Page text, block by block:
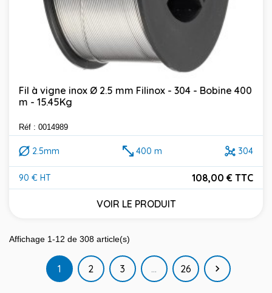
Fil à vigne inox Ø 2.5 mm Filinox - 304 - Bobine 400
m - 15.45Kg
Réf : 0014989
2.5mm 400 m 304
90 € HT
Prix
108,00 € TTC
VOIR LE PRODUIT
Affichage 1-12 de 308 article(s)
1 2 3 … 26 Suivant
